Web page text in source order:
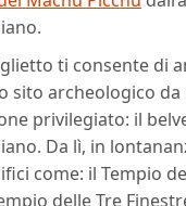
ti consente di
sito archeologico
privilegiato: il
Da lì, in
come: il Tempio
delle Tre